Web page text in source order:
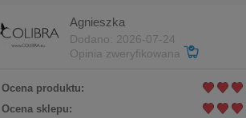
Agnieszka
Dodano: 2026-07-24
Opinia zweryfikowana
Ocena produktu:
Ocena sklepu: